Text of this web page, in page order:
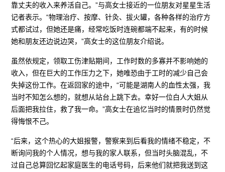
靠丈夫的收入来养活自己。”与高女士接近的一位朋友对星星生活
记者表示。“物理治疗、按摩、针灸、拔火罐，各种各样的治疗方
式都试过，但她还是痛，经常吃饭时连碗都端不起来，有的时候
她和朋友还边说边哭，”高女士的这位朋友介绍说。
虽然依规定，领取工伤津贴期间，工作时数的多寡并不影响她的
收入，但在巨大的工作压力之下，她唯恐由于工时的减少自己会
失掉这份工作。在返回家的途中，“可能是湖南人的血性太强，我
当时不知怎么想的，就想从站台上跳下去。幸好一位白人大姐从
后面把我拉住，救了我一命。”高女士在追忆当时的情景时仍然觉
得悔恨不己。
“后来，这个热心的大姐报警，警察来到后看我的情绪不稳定，不
断询问我的个人情况，想与我的家人联系，但当时头脑混乱，不
过自己总算回忆起家庭医生的电话号码，后来他们就把我送到这